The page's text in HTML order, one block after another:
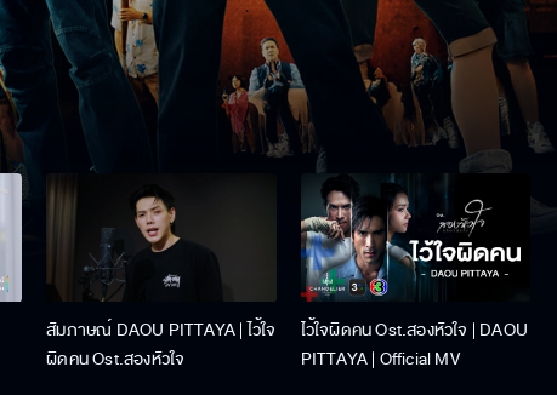
สัมภาษณ์ DAOU PITTAYA | ไว้ใจ
ผิดคน Ost.สองหัวใจ
ไว้ใจผิดคน Ost.สองหัวใจ | DAOU
PITTAYA | Official MV